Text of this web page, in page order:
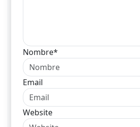
Nombre*
Email
Website